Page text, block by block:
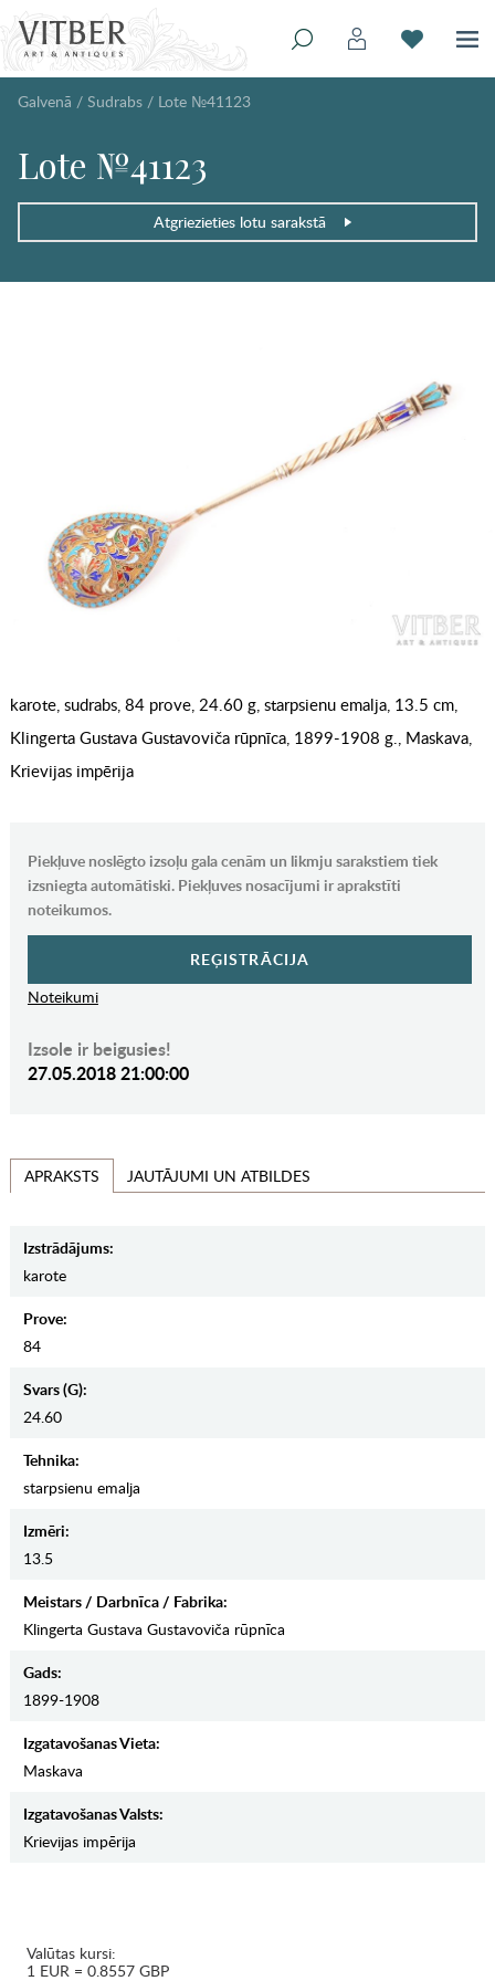
Galvenā / Sudrabs / Lote №41123
Lote №41123
Atgriezieties lotu sarakstā
karote, sudrabs, 84 prove, 24.60 g, starpsienu emalja, 13.5 cm,
Klingerta Gustava Gustavoviča rūpnīca, 1899-1908 g., Maskava,
Krievijas impērija
Piekļuve noslēgto izsoļu gala cenām un likmju sarakstiem tiek
izsniegta automātiski. Piekļuves nosacījumi ir aprakstīti
noteikumos.
REĢISTRĀCIJA
Noteikumi
Izsole ir beigusies!
27.05.2018 21:00:00
APRAKSTS JAUTĀJUMI UN ATBILDES
Izstrādājums:
karote
Prove:
84
Svars (g):
24.60
Tehnika:
starpsienu emalja
Izmēri:
13.5
Meistars / Darbnīca / Fabrika:
Klingerta Gustava Gustavoviča rūpnīca
Gads:
1899-1908
Izgatavošanas Vieta:
Maskava
Izgatavošanas Valsts:
Krievijas impērija
Valūtas kursi:
1 EUR = 0.8557 GBP